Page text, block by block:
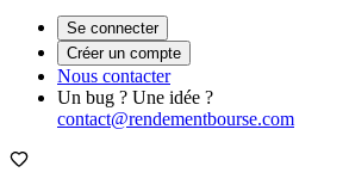
Se connecter
Créer un compte
Nous contacter
Un bug ? Une idée ?
contact@rendementbourse.com